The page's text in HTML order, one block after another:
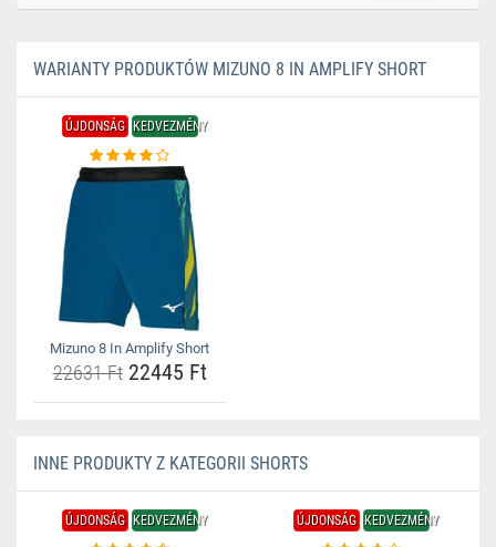
WARIANTY PRODUKTÓW MIZUNO 8 IN AMPLIFY SHORT
ÚJDONSÁG KEDVEZMÉNY
Mizuno 8 In Amplify Short
22631 Ft22445 Ft
INNE PRODUKTY Z KATEGORII SHORTS
ÚJDONSÁG KEDVEZMÉNY ÚJDONSÁG KEDVEZMÉNY